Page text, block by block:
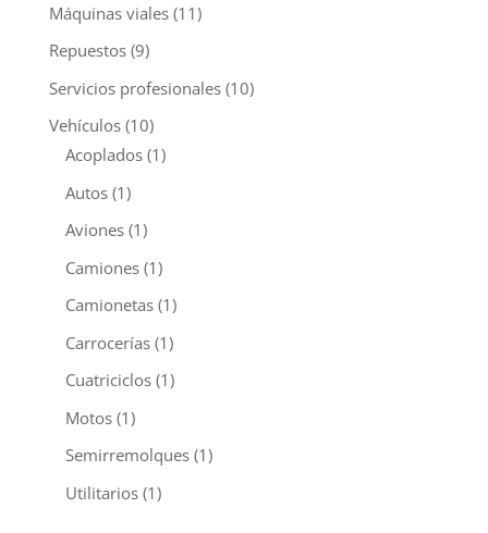
Máquinas viales (11)
Repuestos (9)
Servicios profesionales (10)
Vehículos (10)
Acoplados (1)
Autos (1)
Aviones (1)
Camiones (1)
Camionetas (1)
Carrocerías (1)
Cuatriciclos (1)
Motos (1)
Semirremolques (1)
Utilitarios (1)